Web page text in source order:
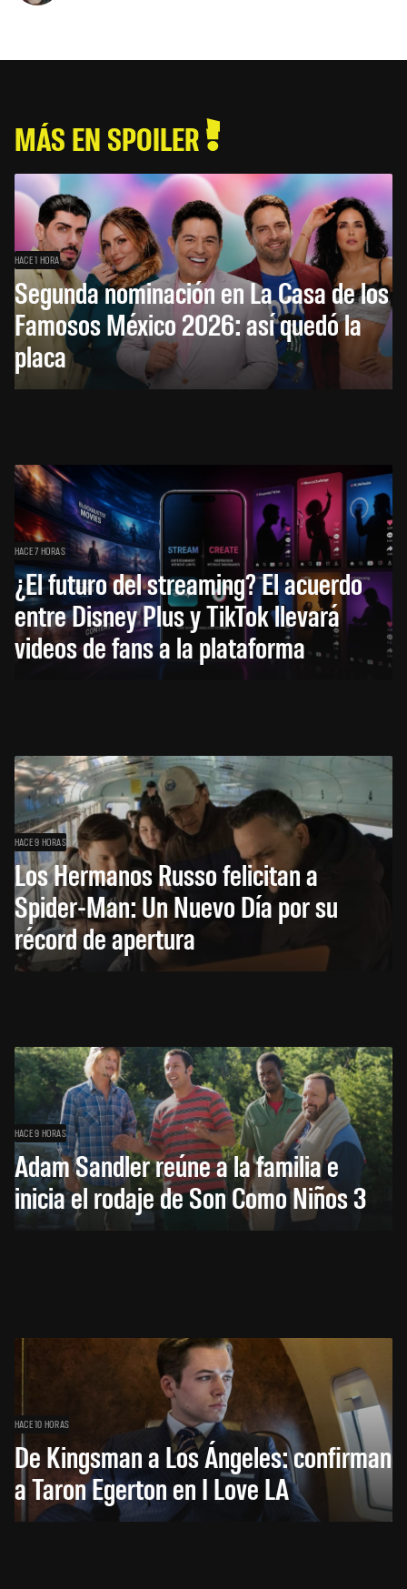
MÁS EN SPOILER
HACE 1 HORA
Segunda nominación en La Casa de los
Famosos México 2026: así quedó la
placa
HACE 7 HORAS
¿El futuro del streaming? El acuerdo
entre Disney Plus y TikTok llevará
videos de fans a la plataforma
HACE 9 HORAS
Los Hermanos Russo felicitan a
Spider-Man: Un Nuevo Día por su
récord de apertura
HACE 9 HORAS
Adam Sandler reúne a la familia e
inicia el rodaje de Son Como Niños 3
HACE 10 HORAS
De Kingsman a Los Ángeles: confirman
a Taron Egerton en I Love LA